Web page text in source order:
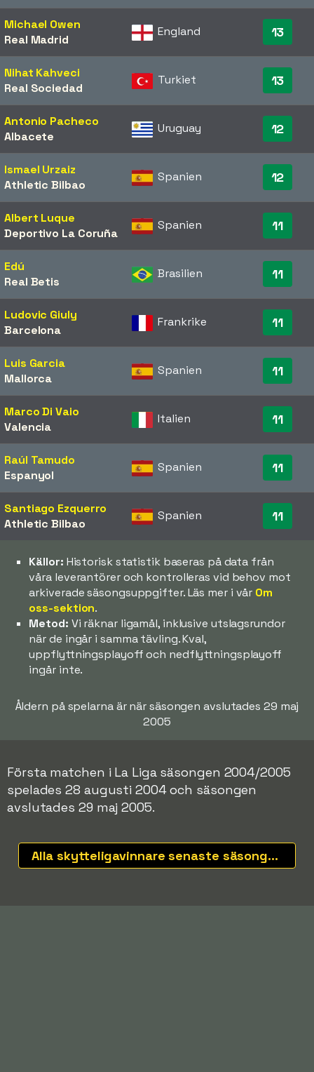
Michael Owen
Real Madrid
England 13
Nihat Kahveci
Real Sociedad
Turkiet 13
Antonio Pacheco
Albacete
Uruguay 12
Ismael Urzaiz
Athletic Bilbao
Spanien 12
Albert Luque
Deportivo La Coruña
Spanien 11
Edú
Real Betis
Brasilien 11
Ludovic Giuly
Barcelona
Frankrike 11
Luis Garcia
Mallorca
Spanien 11
Marco Di Vaio
Valencia
Italien 11
Raúl Tamudo
Espanyol
Spanien 11
Santiago Ezquerro
Athletic Bilbao
Spanien 11
Källor: Historisk statistik baseras på data från
våra leverantörer och kontrolleras vid behov mot
arkiverade säsongsuppgifter. Läs mer i vår Om
oss-sektion.
Metod: Vi räknar ligamål, inklusive utslagsrundor
när de ingår i samma tävling. Kval,
uppflyttningsplayoff och nedflyttningsplayoff
ingår inte.
Åldern på spelarna är när säsongen avslutades 29 maj
2005
Första matchen i La Liga säsongen 2004/2005
spelades 28 augusti 2004 och säsongen
avslutades 29 maj 2005.
Alla skytteligavinnare senaste säsongerna